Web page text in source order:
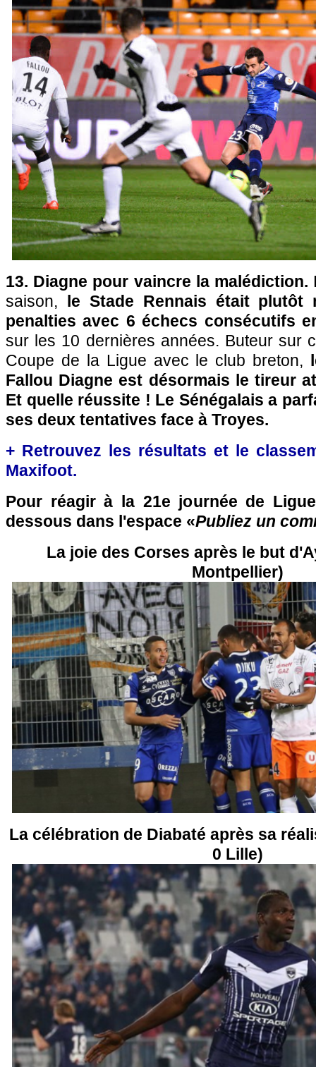
13. Diagne pour vaincre la malédiction.
saison, le Stade Rennais était plutôt
penalties avec 6 échecs consécutifs
sur les 10 dernières années. Buteur sur
Coupe de la Ligue avec le club breton,
Fallou Diagne est désormais le tireur
Et quelle réussite ! Le Sénégalais a
ses deux tentatives face à Troyes.
+ Retrouvez les résultats et le
Maxifoot.
Pour réagir à la 21e journée de
dessous dans l'espace «Publiez un
La joie des Corses après le but
Montpellier)
La célébration de Diabaté après sa
0 Lille)